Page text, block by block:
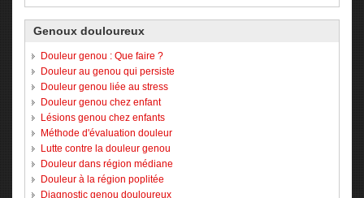
Genoux douloureux
Douleur genou : Que faire ?
Douleur au genou qui persiste
Douleur genou liée au stress
Douleur genou chez enfant
Lésions genou chez enfants
Méthode d'évaluation douleur
Lutte contre la douleur genou
Douleur dans région médiane
Douleur à la région poplitée
Diagnostic genou douloureux